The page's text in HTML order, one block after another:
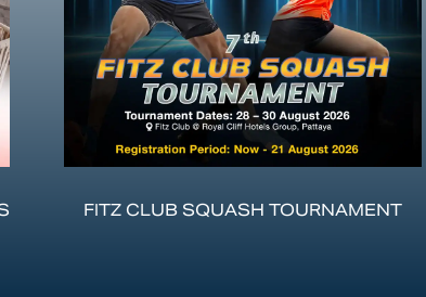
FITZ CLUB SQUASH TOURNAMENT